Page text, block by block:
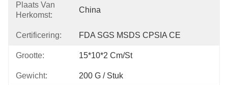
Plaats Van
Herkomst:
China
Certificering: FDA SGS MSDS CPSIA CE
Grootte: 15*10*2 Cm/st
Gewicht: 200 G / Stuk